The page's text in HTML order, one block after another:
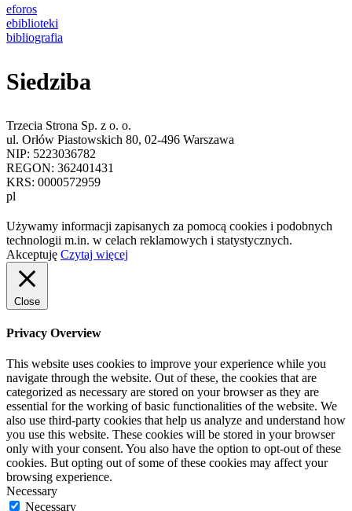
eforos
ebiblioteki
bibliografia
Siedziba
Trzecia Strona Sp. z o. o.
ul. Orłów Piastowskich 80, 02-496 Warszawa
NIP: 5223036782
REGON: 362401431
KRS: 0000572959
pl
Używamy informacji zapisanych za pomocą cookies i podobnych
technologii m.in. w celach reklamowych i statystycznych.
Akceptuję Czytaj więcej
Close
Privacy Overview
This website uses cookies to improve your experience while you
navigate through the website. Out of these, the cookies that are
categorized as necessary are stored on your browser as they are
essential for the working of basic functionalities of the website. We
also use third-party cookies that help us analyze and understand how
you use this website. These cookies will be stored in your browser
only with your consent. You also have the option to opt-out of these
cookies. But opting out of some of these cookies may affect your
browsing experience.
Necessary
Necessary